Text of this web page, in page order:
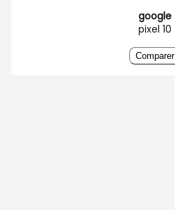
google
pixel 10
Comparer